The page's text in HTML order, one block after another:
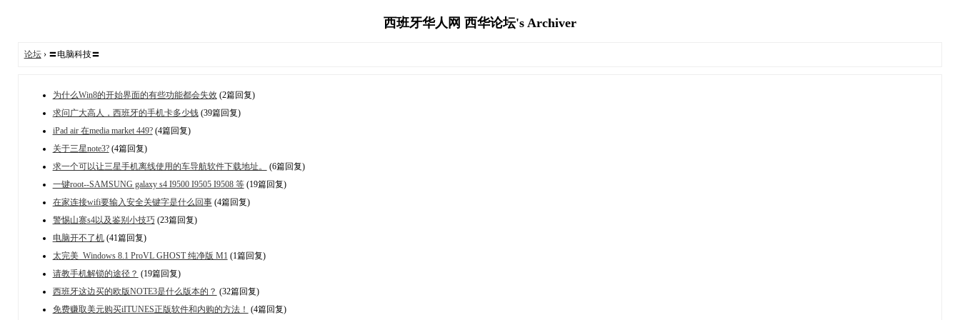
西班牙华人网 西华论坛's Archiver
论坛› 〓电脑科技〓
为什么Win8的开始界面的有些功能都会失效(2篇回复)
求问广大高人，西班牙的手机卡多少钱(39篇回复)
iPad air 在media market 449?(4篇回复)
关于三星note3?(4篇回复)
求一个可以让三星手机离线使用的车导航软件下载地址。
(6篇回复)
一键root--SAMSUNG galaxy s4 I9500 I9505 I9508 等(19篇回复)
在家连接wifi要输入安全关键字是什么回事(4篇回复)
警惕山寨s4以及鉴别小技巧(23篇回复)
电脑开不了机(41篇回复)
太完美_Windows 8.1 ProVL GHOST 纯净版 M1 (1篇回复)
请教手机解锁的途径？ (19篇回复)
西班牙这边买的欧版NOTE3是什么版本的？ (32篇回复)
免费赚取美元购买iITUNES正版软件和内购的方法！ (4篇回复)